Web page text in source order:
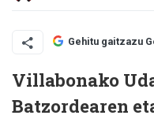
Gehitu gaitzazu
Villabonako
Batzordearen